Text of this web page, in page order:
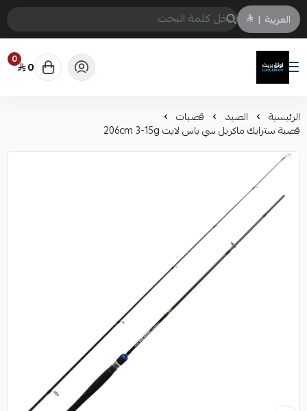
العربية |
لونق بريث
0 0
الرئيسية الصيد قصبات
قصبة سترايك ماكريل سي باس لايت 206cm 3-15g